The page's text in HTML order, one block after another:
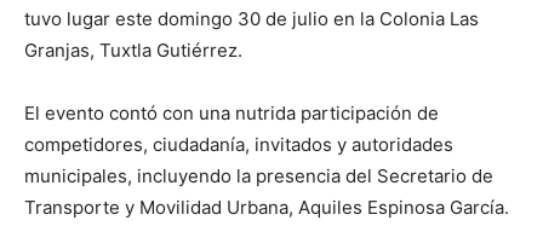
tuvo lugar este domingo 30 de julio en la Colonia Las
Granjas, Tuxtla Gutiérrez.
El evento contó con una nutrida participación de
competidores, ciudadanía, invitados y autoridades
municipales, incluyendo la presencia del Secretario de
Transporte y Movilidad Urbana, Aquiles Espinosa García.